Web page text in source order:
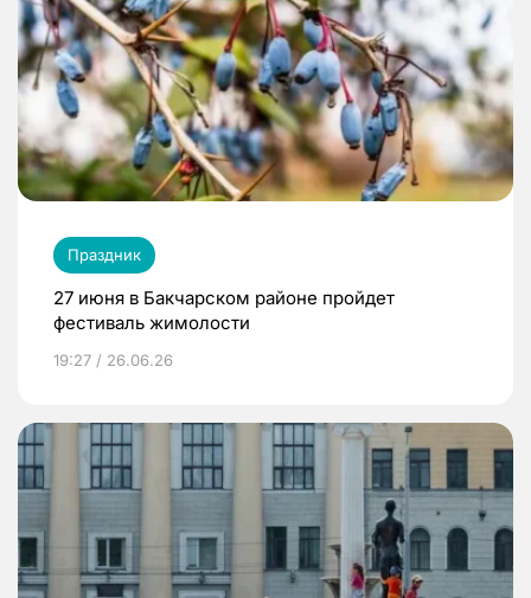
Праздник
27 июня в Бакчарском районе пройдет
фестиваль жимолости
19:27 / 26.06.26